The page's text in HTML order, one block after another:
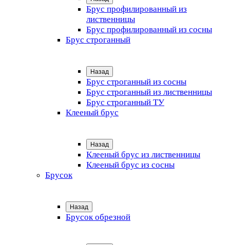
Брус профилированный из
лиственницы
Брус профилированный из сосны
Брус строганный
Назад
Брус строганный из сосны
Брус строганный из лиственницы
Брус строганный ТУ
Клееный брус
Назад
Клееный брус из лиственницы
Клееный брус из сосны
Брусок
Назад
Брусок обрезной